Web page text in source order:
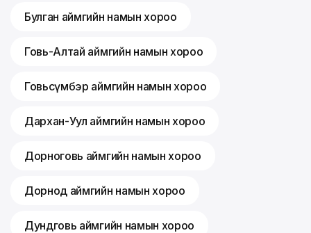
Булган аймгийн намын хороо
Говь-Алтай аймгийн намын хороо
Говьсүмбэр аймгийн намын хороо
Дархан-Уул аймгийн намын хороо
Дорноговь аймгийн намын хороо
Дорнод аймгийн намын хороо
Дундговь аймгийн намын хороо